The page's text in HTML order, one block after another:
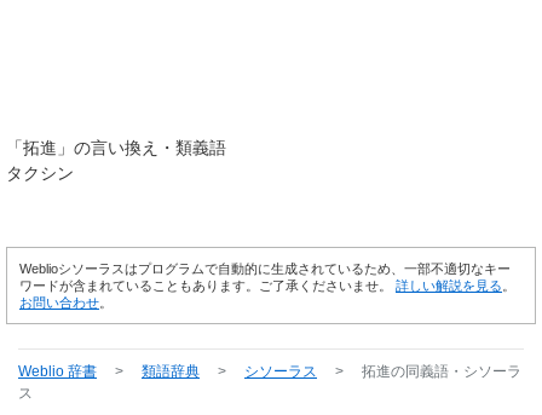
「拓進 」の言い換え・類義語
タクシン
Weblioシソーラスはプログラムで自動的に生成されているため、一部不適切なキー
ワードが含まれていることもあります。ご了承くださいませ。 詳しい解説を見る
お問い合わせ
Weblio 辞書 > 類語辞典 > シソーラス > 拓進の同義語・シソーラ
ス